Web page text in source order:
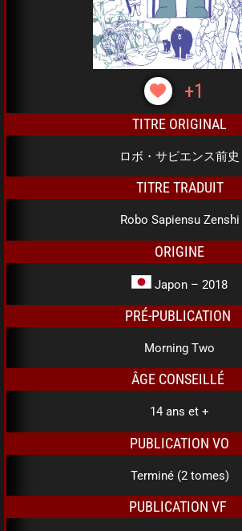
+1
TITRE ORIGINAL
ロボ・サピエンス前史
TITRE TRADUIT
Robo Sapiensu Zenshi
ORIGINE
Japon – 2018
PRÉ-PUBLICATION
Morning Two
ÂGE CONSEILLÉ
14 ans et +
PUBLICATION VO
Terminé (2 tomes)
PUBLICATION VF